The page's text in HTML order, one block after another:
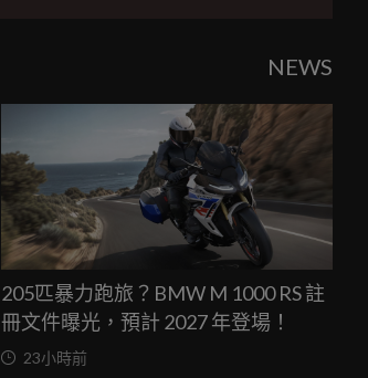
NEWS
205匹暴力跑旅？BMW M 1000 RS 註
冊文件曝光，預計 2027 年登場！
23小時前